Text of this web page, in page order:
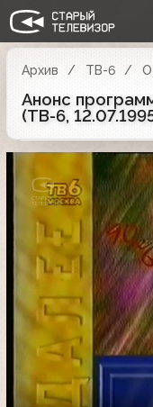
Архив ТВ-6
Анонс
(ТВ-6,